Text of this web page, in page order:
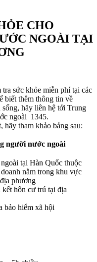
CHO
NGOÀI TẠI
sức khỏe miễn phí tại các
biết thêm thông tin về
hãy liên hệ tới Trung
ngoài 1345.
hãy tham khảo bảng sau:
người nước ngoài
tại Hàn Quốc thuộc
nằm trong khu vực
phương
hôn cư trú tại địa
bảo hiểm xã hội